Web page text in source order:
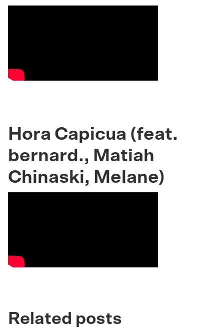
Hora Capicua (feat.
bernard., Matiah
Chinaski, Melane)
Related posts